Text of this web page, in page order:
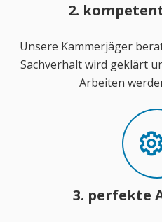
2.
Unsere Kammerjäger
Sachverhalt wird geklärt
Arbeiten
3. perfekte